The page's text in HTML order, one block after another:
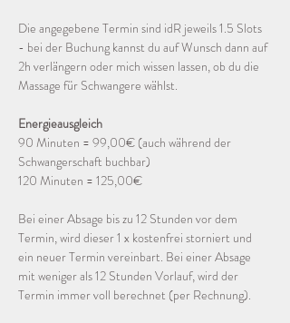
Die angegebene Termin sind idR jeweils 1.5 Slots
- bei der Buchung kannst du auf Wunsch dann auf
2h verlängern oder mich wissen lassen, ob du die
Massage für Schwangere wählst.
Energieausgleich
90 Minuten = 99,00€ (auch während der
Schwangerschaft buchbar)
120 Minuten = 125,00€
Bei einer Absage bis zu 12 Stunden vor dem
Termin, wird dieser 1 x kostenfrei storniert und
ein neuer Termin vereinbart. Bei einer Absage
mit weniger als 12 Stunden Vorlauf, wird der
Termin immer voll berechnet (per Rechnung).